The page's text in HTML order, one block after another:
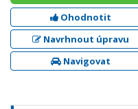
Ohodnotit
Navrhnout úpravu
Navigovat